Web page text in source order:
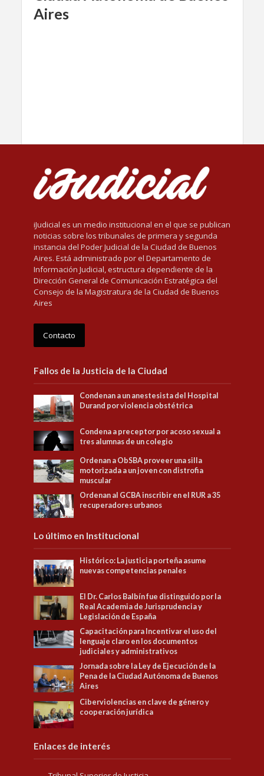
Aires
iJudicial es un medio institucional en el que se publican
noticias sobre los tribunales de primera y segunda
instancia del Poder Judicial de la Ciudad de Buenos
Aires. Está administrado por el Departamento de
Información Judicial, estructura dependiente de la
Dirección General de Comunicación Estratégica del
Consejo de la Magistratura de la Ciudad de Buenos
Aires
Contacto
Fallos de la Justicia de la Ciudad
Condenan a un anestesista del Hospital
Durand por violencia obstétrica
Condena a preceptor por acoso sexual a
tres alumnas de un colegio
Ordenan a ObSBA proveer una silla
motorizada a un joven con distrofia
muscular
Ordenan al GCBA inscribir en el RUR a 35
recuperadores urbanos
Lo último en Institucional
Histórico: La justicia porteña asume
nuevas competencias penales
El Dr. Carlos Balbín fue distinguido por la
Real Academia de Jurisprudencia y
Legislación de España
Capacitación para Incentivar el uso del
lenguaje claro en los documentos
judiciales y administrativos
Jornada sobre la Ley de Ejecución de la
Pena de la Ciudad Autónoma de Buenos
Aires
Ciberviolencias en clave de género y
cooperación jurídica
Enlaces de interés